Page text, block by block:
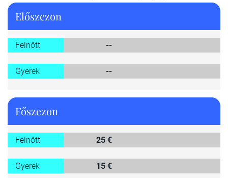
Előszezon
Felnőtt --
Gyerek --
Főszezon
Felnőtt 25 €
Gyerek 15 €